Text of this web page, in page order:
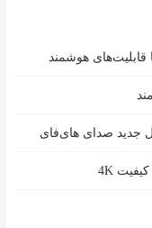
هوشمند